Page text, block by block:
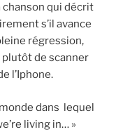
chanson qui décrit
s’il avance
régression,
plutôt de scanner
l’Iphone.
dans lequel
living in… »